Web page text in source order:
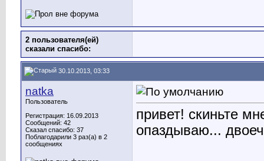
2 пользователя(ей)
сказали cпасибо:
30.10.2013, 03:33
natka
Пользователь
Регистрация: 16.09.2013
Сообщений: 42
Сказал спасибо: 37
Поблагодарили 3 раз(а) в 2
сообщениях
привет! скиньте
опаздываю...